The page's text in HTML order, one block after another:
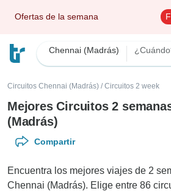
Ofertas de la semana
Chennai (Madrás)
Circuitos Chennai (Madrás) / Circuitos 2 week
Mejores Circuitos 2
(Madrás)
Compartir
Encuentra los mejores viajes de 2
Chennai (Madrás). Elige entre 86